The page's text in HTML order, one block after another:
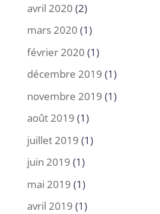
avril 2020 (2)
mars 2020 (1)
février 2020 (1)
décembre 2019 (1)
novembre 2019 (1)
août 2019 (1)
juillet 2019 (1)
juin 2019 (1)
mai 2019 (1)
avril 2019 (1)